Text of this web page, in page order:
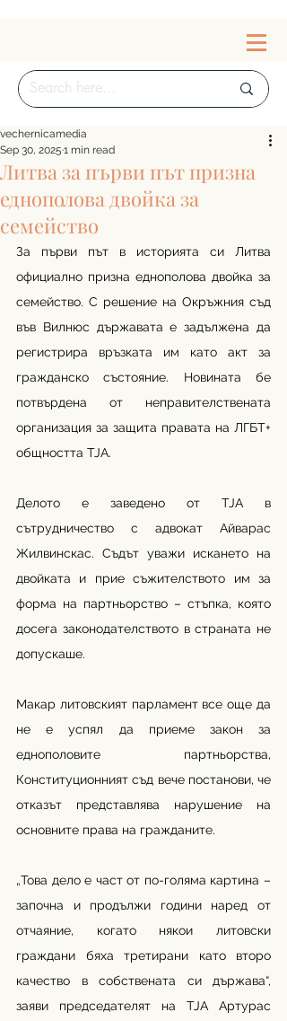
Литва за първи път призна
еднополова двойка за
семейство
vechernicamedia
Sep 30, 2025 1 min read
За първи път в историята си Литва
официално призна еднополова двойка за
семейство. С решение на Окръжния съд
във Вилнюс държавата е задължена да
регистрира връзката им като акт за
гражданско състояние. Новината бе
потвърдена от неправителствената
организация за защита правата на ЛГБТ+
общността TJA.
Делото е заведено от TJA в
сътрудничество с адвокат Айварас
Жилвинскас. Съдът уважи искането на
двойката и прие съжителството им за
форма на партньорство – стъпка, която
досега законодателството в страната не
допускаше.
Макар литовският парламент все още да
не е успял да приеме закон за
еднополовите партньорства,
Конституционният съд вече постанови, че
отказът представлява нарушение на
основните права на гражданите.
„Това дело е част от по-голяма картина –
започна и продължи години наред от
отчаяние, когато някои литовски
граждани бяха третирани като второ
качество в собствената си държава“,
заяви председателят на TJA Артурас